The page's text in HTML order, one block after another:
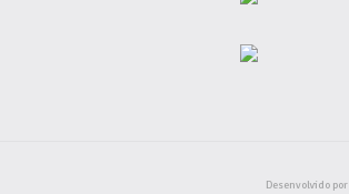
Desenvolvido por